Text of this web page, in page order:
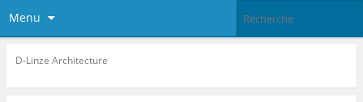
Menu
D-Linze Architecture